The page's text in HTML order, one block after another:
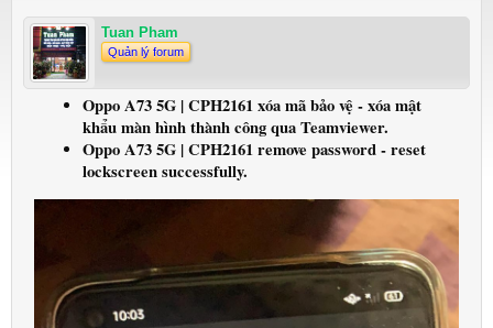
Tuan Pham
Quản lý forum
Oppo A73 5G | CPH2161 xóa mã bảo vệ - xóa mật
khẩu màn hình thành công qua Teamviewer.
Oppo A73 5G | CPH2161 remove password - reset
lockscreen successfully.